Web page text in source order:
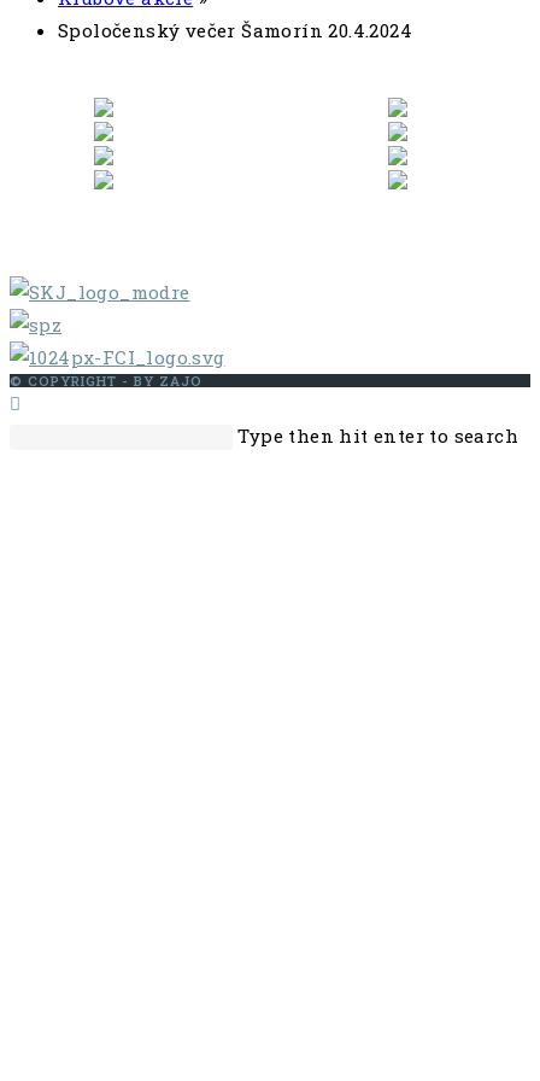
Spoločenský večer Šamorín 20.4.2024
© COPYRIGHT - BY ZAJO
Type then hit enter to search